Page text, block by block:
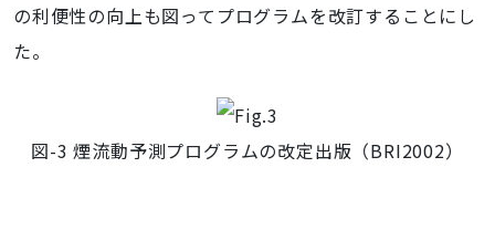
の利便性の向上も図ってプログラムを改訂することにし
た。
図-3 煙流動予測プログラムの改定出版（BRI2002）